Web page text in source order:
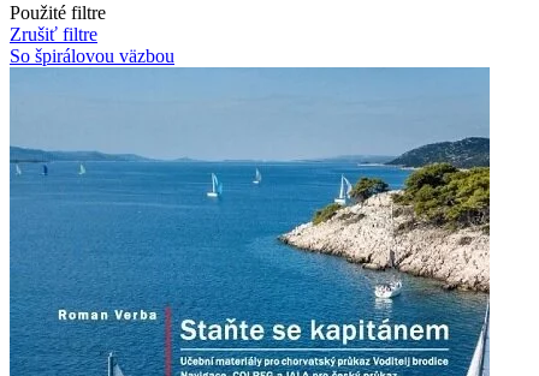
Použité filtre
Zrušiť filtre
So špirálovou väzbou